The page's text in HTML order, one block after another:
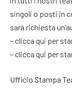
singoli o posti in
sarà richiesta
– clicca qui per
– clicca qui per
Ufficio Stampa